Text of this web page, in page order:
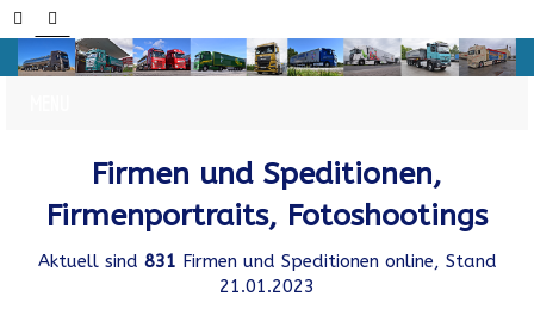
Firmen und Speditionen,
Firmenportraits, Fotoshootings
Aktuell sind 831 Firmen und Speditionen online, Stand
21.01.2023